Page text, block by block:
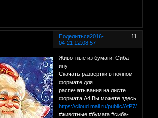
Поделиться 11
2016-
04-21 12:08:57
Животные из бумаги: Сиба-
ину
Скачать развёртки в полном
формате для
распечатывания на листе
формата А4 Вы можете здесь
https://cloud.mail.ru/public/AtP7/
#животные #бумага #сиба-